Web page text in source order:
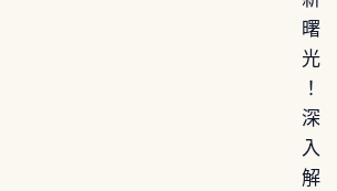
曙
光
！
深
入
解